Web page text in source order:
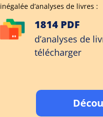
inégalée d’analyses de livres :
1814 PDF
d’analyses de
télécharger